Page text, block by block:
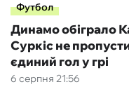
Футбол
6 серпня 21:56
Динамо обіграло
Суркіс не
єдиний гол у грі